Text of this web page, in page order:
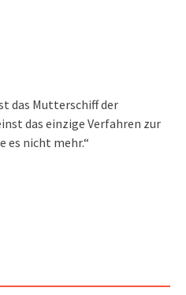
das Mutterschiff der
das einzige Verfahren zur
es nicht mehr.“